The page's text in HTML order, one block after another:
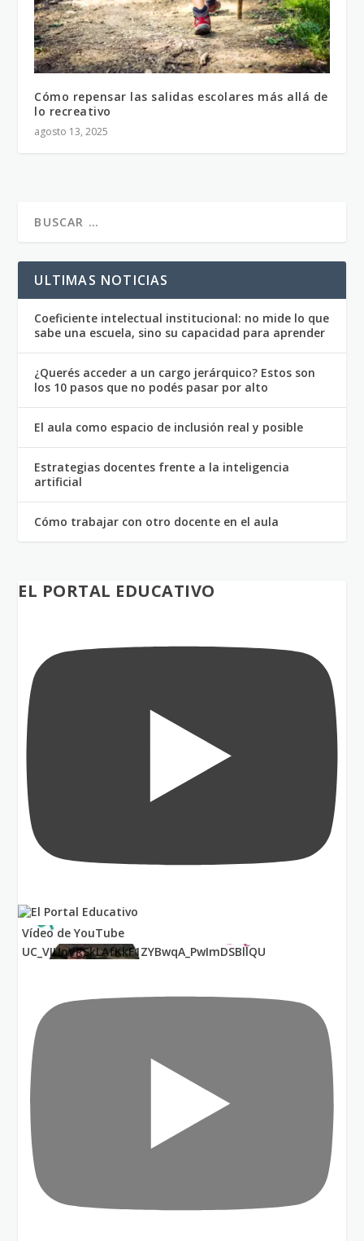
Cómo repensar las salidas escolares más allá de
lo recreativo
agosto 13, 2025
ULTIMAS NOTICIAS
Coeficiente intelectual institucional: no mide lo que
sabe una escuela, sino su capacidad para aprender
¿Querés acceder a un cargo jerárquico? Estos son
los 10 pasos que no podés pasar por alto
El aula como espacio de inclusión real y posible
Estrategias docentes frente a la inteligencia
artificial
Cómo trabajar con otro docente en el aula
EL PORTAL EDUCATIVO
Vídeo de YouTube
UC_VIUnVRSkLAfKkF1ZYBwqA_PwImDSBllQU